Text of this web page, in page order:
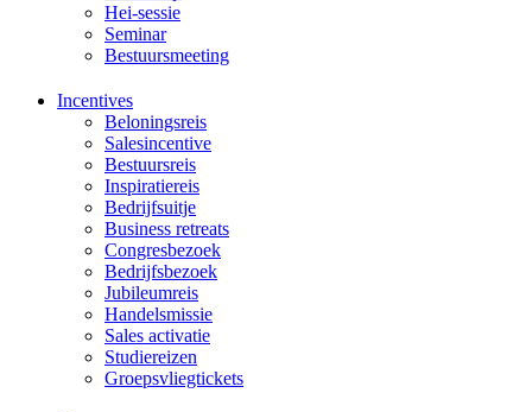
Hei-sessie
Seminar
Bestuursmeeting
Incentives
Beloningsreis
Salesincentive
Bestuursreis
Inspiratiereis
Bedrijfsuitje
Business retreats
Congresbezoek
Bedrijfsbezoek
Jubileumreis
Handelsmissie
Sales activatie
Studiereizen
Groepsvliegtickets